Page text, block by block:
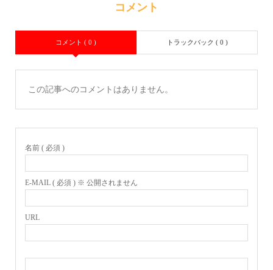
コメント
コメント ( 0 ) トラックバック ( 0 )
この記事へのコメントはありません。
名前 ( 必須 )
E-MAIL ( 必須 ) ※ 公開されません
URL